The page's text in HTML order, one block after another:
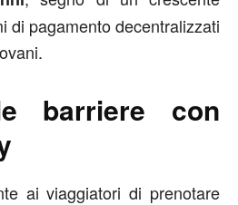
di pagamento decentralizzati
barriere con
ai viaggiatori di prenotare